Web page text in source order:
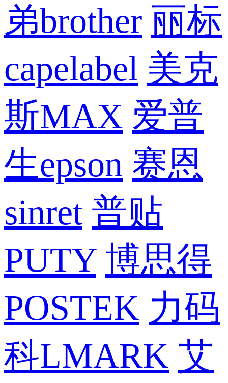
弟brother 丽标
capelabel 美克
斯MAX 爱普
生epson 赛恩
sinret 普贴
PUTY 博思得
POSTEK 力码
科LMARK 艾